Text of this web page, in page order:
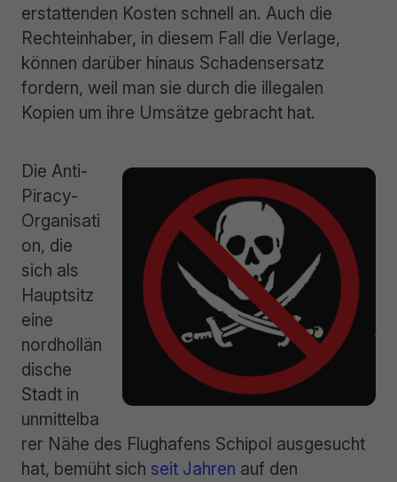
erstattenden Kosten schnell an. Auch die
Rechteinhaber, in diesem Fall die Verlage,
können darüber hinaus Schadensersatz
fordern, weil man sie durch die illegalen
Kopien um ihre Umsätze gebracht hat.
Die Anti-
Piracy-
Organisati
on, die
sich als
Hauptsitz
eine
nordhollän
dische
Stadt in
unmittelba
rer Nähe des Flughafens Schipol ausgesucht
hat, bemüht sich seit Jahren auf den